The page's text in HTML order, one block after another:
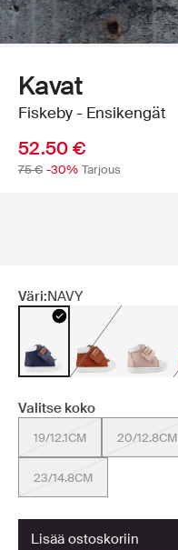
Kavat
Fiskeby - Ensikengät
52.50 €
75 € -30% Tarjous
Väri:NAVY
Valitse koko
19/12.1CM 20/12.8CM
23/14.8CM
lisää ostoskoriin